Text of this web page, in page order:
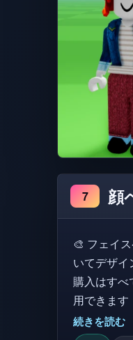
7 顔
🎨 フェイスペイン
いてデザイ
購入はすべ
用できます！ ⚠️ すべてのアップロードがRobloxの利用規約に従っているこ
認してください！ UGCは、着用する前にRobloxの審
す。ゲーム
続きを読む